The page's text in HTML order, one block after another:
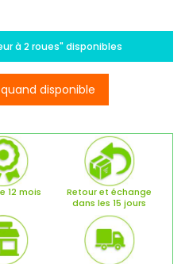
à 2 roues" disponibles
disponible
12 mois
Retour et échange
dans les 15 jours